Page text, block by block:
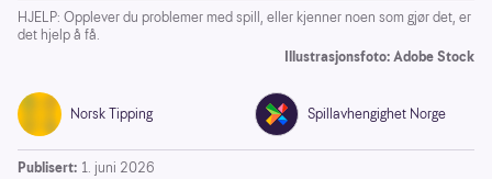
HJELP: Opplever du problemer med spill, eller kjenner noen som gjør det, er
det hjelp å få.
Illustrasjonsfoto: Adobe Stock
Norsk Tipping Spillavhengighet Norge
Publisert: 1. juni 2026